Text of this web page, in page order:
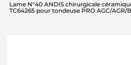
Lame N°40 ANDIS chirurgicale
TC64265 pour tondeuse PRO AGC/AGR/